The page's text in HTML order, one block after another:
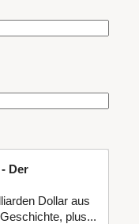
Der
Dollar aus
plus...